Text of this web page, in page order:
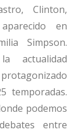
Clinton,
en
Simpson.
actualidad
temporadas.
podemos
entre